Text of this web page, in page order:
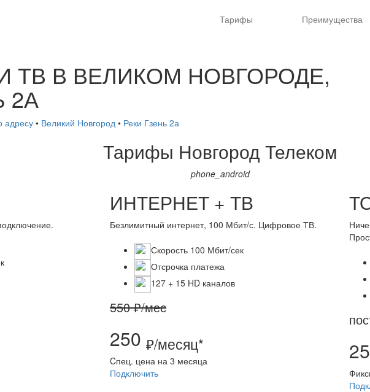
Тарифы
Преимущества
ТВ В ВЕЛИКОМ НОВГОРОДЕ,
2А
адресу• Великий Новгород • Реки Гзень 2а
Тарифы Новгород Телеком
phone_android
ИНТЕРНЕТ + ТВ
Безлимитный интернет, 100 Мбит/с. Цифровое ТВ.
Скорость 100 Мбит/сек
Отсрочка платежа
127 + 15 HD каналов
550 ₽/мес
250 ₽/месяц*
Cпец. цена на 3 месяца
Подключить